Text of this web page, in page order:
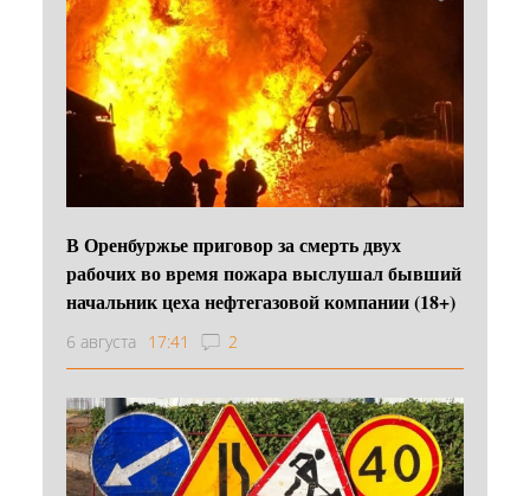
В Оренбуржье приговор за смерть двух
рабочих во время пожара выслушал бывший
начальник цеха нефтегазовой компании (18+)
6 августа 17:41 2